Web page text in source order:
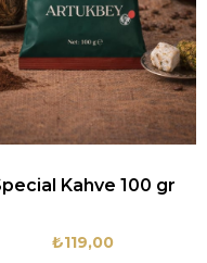
Kahve 100 gr
₺119,00